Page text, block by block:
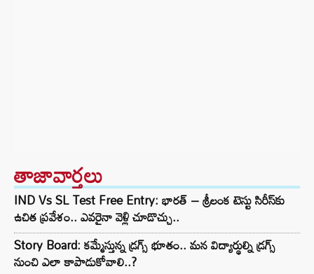
తాజావార్తలు
IND Vs SL Test Free Entry: భారత్ – శ్రీలంక టెస్టు సిరీస్‌కు
ఉచిత ప్రవేశం.. ఎవరైనా వెళ్లి చూడొచ్చు..
Story Board: కమ్మేస్తున్న డ్రగ్స్ భూతం.. మన విద్యార్థుల్ని డ్రగ్స్
నుంచి ఎలా కాపాడుకోవాలి..?